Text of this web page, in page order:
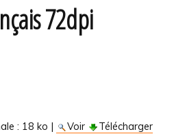
72dpi
: 18 ko | Voir Télécharger